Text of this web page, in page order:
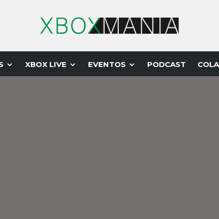
XBOX LIVE EVENTOS PODCAST